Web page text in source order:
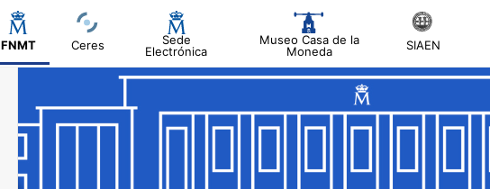
FNMT Ceres
Sede
Electrónica
Museo Casa de la
Moneda
SIAEN
Mostrar/Ocultar